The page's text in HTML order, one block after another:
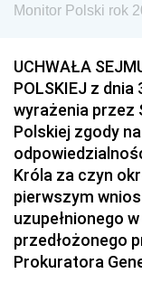
Monitor Polski rok
UCHWAŁA
POLSKIEJ z
wyrażenia przez
Polskiej zgody
Króla za czyn
pierwszym
uzupełnionego
przedłożonego
Prokuratora